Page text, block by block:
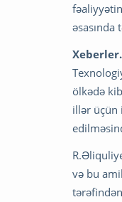
əsasında
ölkədə
illər üçün
və bu